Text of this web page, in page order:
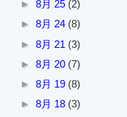
► 8月 25 (2)
► 8月 24 (8)
► 8月 21 (3)
► 8月 20 (7)
► 8月 19 (8)
► 8月 18 (3)